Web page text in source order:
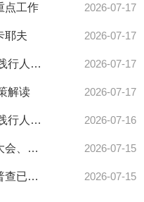
点工作 2026-07-17
耶夫 2026-07-17
习近平在上海考察时强调 全面践行人民城市理念 高质量推进城市更新 2026-07-17
解读 2026-07-17
习近平在上海考察时强调 全面践行人民城市理念 高质量推进城市更新 2026-07-16
习近平《在国家科学技术奖励大会、两院院士大会、中国科协第十一次全国代表大会上的讲话》单行本出版 2026-07-15
守护千年古树！汝州全域古树普查已完成485株登记 2026-07-15